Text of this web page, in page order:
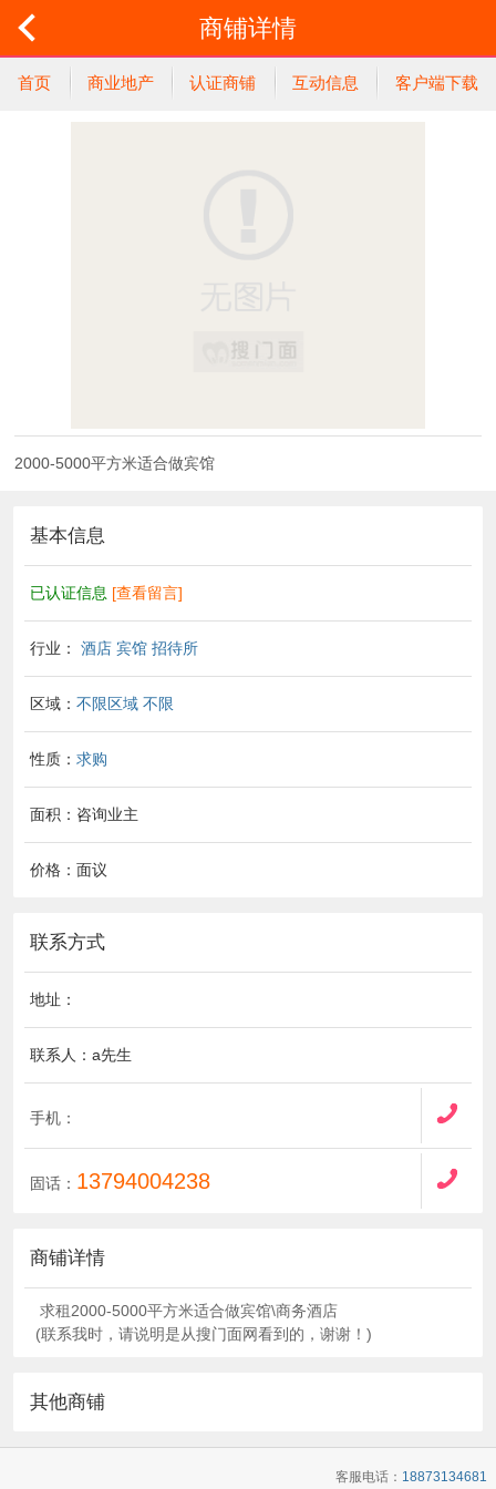
商铺详情
首页 商业地产 认证商铺 互动信息 客户端下载
2000-5000平方米适合做宾馆
基本信息
已认证信息 [查看留言]
行业： 酒店 宾馆 招待所
区域： 不限区域 不限
性质： 求购
面积：咨询业主
价格：面议
联系方式
地址：
联系人：a先生
手机：
固话： 13794004238
商铺详情
求租2000-5000平方米适合做宾馆\商务酒店
(联系我时，请说明是从搜门面网看到的，谢谢！)
其他商铺
客服电话： 18873134681